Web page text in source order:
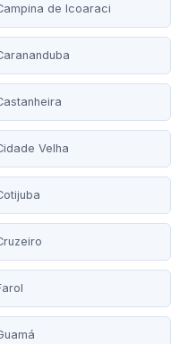
de Icoaraci
Velha